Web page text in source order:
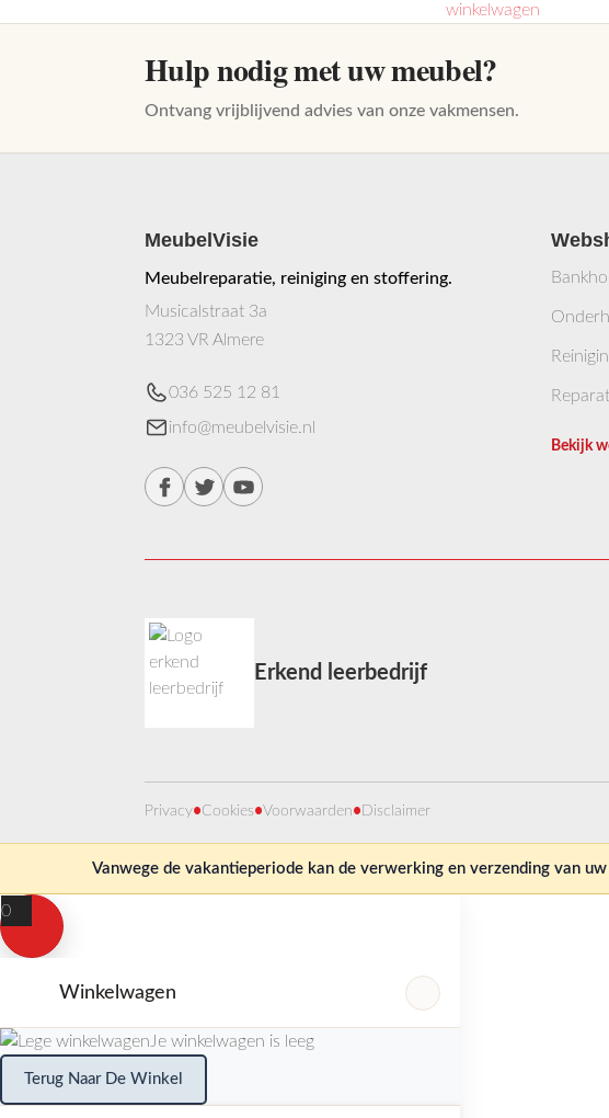
winkelwagen
worden
op
Hulp nodig met uw meubel?
Ontvang vrijblijvend advies van onze vakmensen.
MeubelVisie
Meubelreparatie, reiniging en stoffering.
Musicalstraat 3a
1323 VR Almere
036 525 12 81
info@meubelvisie.nl
Bekijk
Erkend leerbedrijf
Privacy•Cookies•Voorwaarden• Disclaimer
Vanwege de vakantieperiode kan de verwerking en verzending van
0
Winkelwagen
Je winkelwagen is leeg
Terug Naar De Winkel